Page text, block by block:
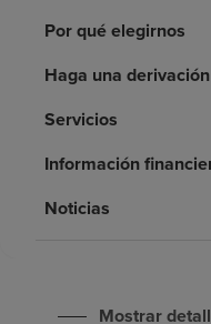
Pacientes y cuidadores
Acerca de nosotros
Por qué elegirnos
Haga una derivación
Servicios
Información
Noticias
Mostrar